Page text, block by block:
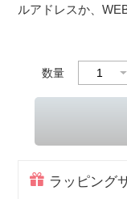
ルアドレスか、
数量
ラッピング